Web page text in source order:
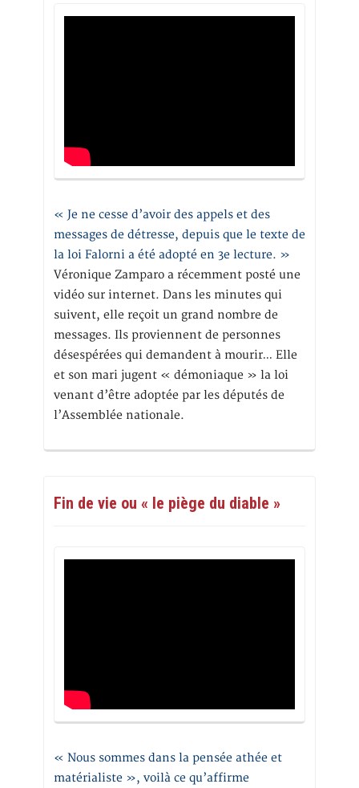
« Je ne cesse d’avoir des appels et des
messages de détresse, depuis que le texte de
la loi Falorni a été adopté en 3e lecture. »
Véronique Zamparo a récemment posté une
vidéo sur internet. Dans les minutes qui
suivent, elle reçoit un grand nombre de
messages. Ils proviennent de personnes
désespérées qui demandent à mourir… Elle
et son mari jugent « démoniaque » la loi
venant d’être adoptée par les députés de
l’Assemblée nationale.
Fin de vie ou « le piège du diable »
« Nous sommes dans la pensée athée et
matérialiste », voilà ce qu’affirme